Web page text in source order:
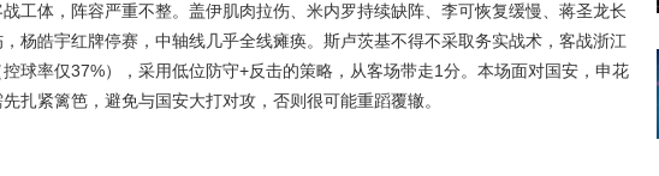
工体，阵容严重不整。盖伊肌肉拉伤、米内罗持续缺阵、李可恢复缓慢、蒋圣龙长
杨皓宇红牌停赛，中轴线几乎全线瘫痪。斯卢茨基不得不采取务实战术，客战浙江
球率仅37%），采用低位防守+反击的策略，从客场带走1分。本场面对国安，申花
扎紧篱笆，避免与国安大打对攻，否则很可能重蹈覆辙。